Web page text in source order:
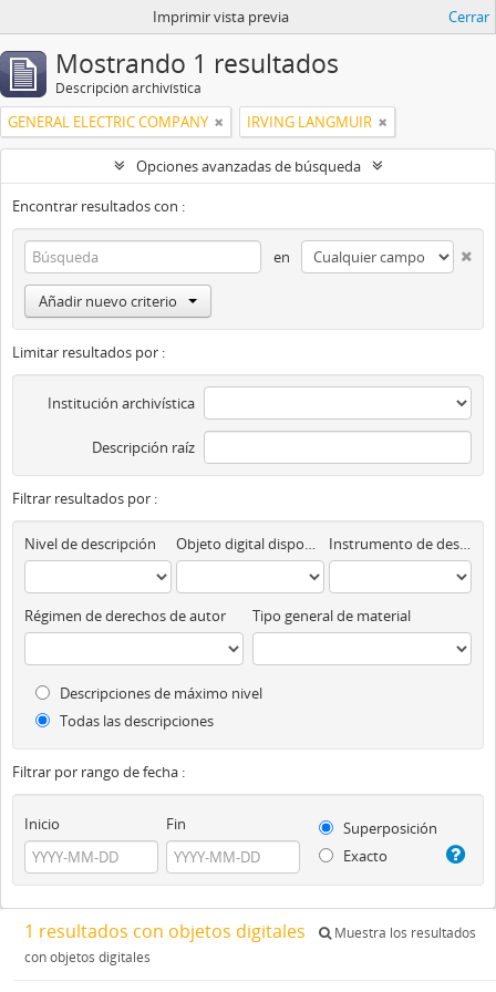
Imprimir vista previa Cerrar
Mostrando 1 resultados
Descripción archivística
GENERAL ELECTRIC COMPANY IRVING LANGMUIR
Opciones avanzadas de búsqueda
Encontrar resultados con :
en
Añadir nuevo criterio
Limitar resultados por :
Institución archivística
Descripción raíz
Filtrar resultados por :
Nivel de descripción Objeto digital disponibles Instrumento de descripción
Régimen de derechos de autor Tipo general de material
Descripciones de máximo nivel
Todas las descripciones
Filtrar por rango de fecha :
Inicio Fin
Superposición
Exacto
1 resultados con objetos digitales
Muestra los resultados
con objetos digitales